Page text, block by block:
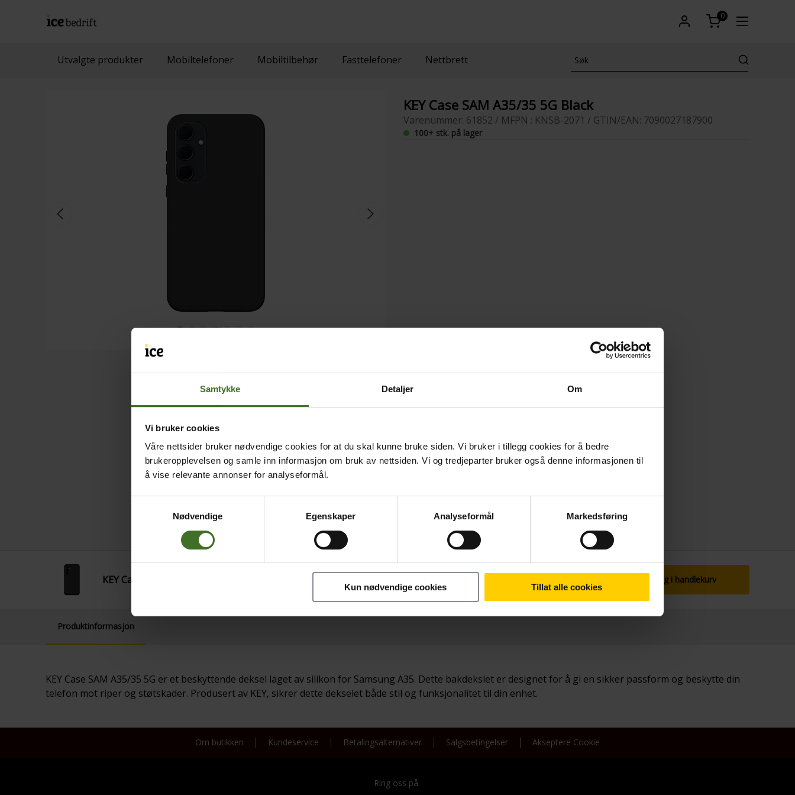
Samtykke Detaljer Om
Vi bruker cookies
Våre nettsider bruker nødvendige cookies for at du skal kunne bruke siden. Vi bruker i tillegg cookies for å bedre
brukeropplevelsen og samle inn informasjon om bruk av nettsiden. Vi og tredjeparter bruker også denne informasjonen til
å vise relevante annonser for analyseformål.
Nødvendige
Egenskaper Analyseformål Markedsføring
Kun nødvendige cookies Tillat alle cookies
0
Utvalgte produkter Mobiltelefoner Mobiltilbehør Fasttelefoner Nettbrett
KEY Case SAM A35/35 5G Black
Varenummer: 61852 / MFPN : KNSB-2071 / GTIN/EAN: 7090027187900
100+ stk. på lager
KEY Case SAM A35/35 5G Black
Betal nå
229,- Legg i handlekurv
Produktinformasjon
KEY Case SAM A35/35 5G er et beskyttende deksel laget av silikon for Samsung A35. Dette bakdekslet er designet for å gi en sikker passform og beskytte din
telefon mot riper og støtskader. Produsert av KEY, sikrer dette dekselet både stil og funksjonalitet til din enhet.
Om butikken Kundeservice Betalingsalternativer Salgsbetingelser Akseptere Cookie
Ring oss på